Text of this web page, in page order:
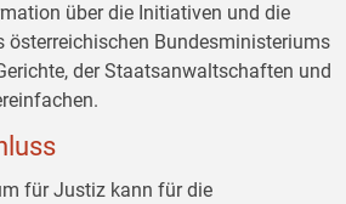
über die Initiativen und die
österreichischen Bundesministeriums
der Staatsanwaltschaften und
für Justiz kann für die